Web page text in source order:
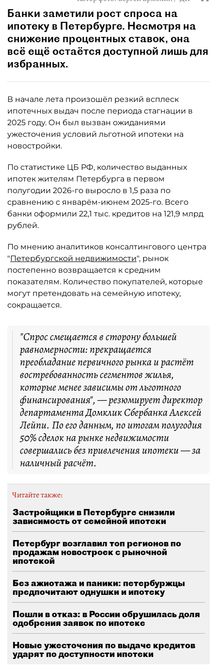
Банки заметили рост спроса на
ипотеку в Петербурге. Несмотря на
снижение процентных ставок, она
всё ещё остаётся доступной лишь для
избранных.
В начале лета произошёл резкий всплеск
ипотечных выдач после периода стагнации в
2025 году. Он был вызван ожиданиями
ужесточения условий льготной ипотеки на
новостройки.
По статистике ЦБ РФ, количество выданных
ипотек жителям Петербурга в первом
полугодии 2026-го выросло в 1,5 раза по
сравнению с январём-июнем 2025-го. Всего
банки оформили 22,1 тыс. кредитов на 121,9 млрд
рублей.
По мнению аналитиков консалтингового центра
"Петербургской недвижимости", рынок
постепенно возвращается к средним
показателям. Количество покупателей, которые
могут претендовать на семейную ипотеку,
сокращается.
"Спрос смещается в сторону большей
равномерности: прекращается
преобладание первичного рынка и растёт
востребованность сегментов жилья,
которые менее зависимы от льготного
финансирования", — резюмирует директор
департамента Домклик Сбербанка Алексей
Лейпи. По его данным, по итогам полугодия
50% сделок на рынке недвижимости
совершались без привлечения ипотеки — за
наличный расчёт.
Читайте также:
Застройщики в Петербурге снизили
зависимость от семейной ипотеки
Петербург возглавил топ регионов по
продажам новостроек с рыночной
ипотекой
Без ажиотажа и паники: петербуржцы
предпочитают однушки и ипотеку
Пошли в отказ: в России обрушилась доля
одобрения заявок по ипотеке
Новые ужесточения по выдаче кредитов
ударят по доступности ипотеки